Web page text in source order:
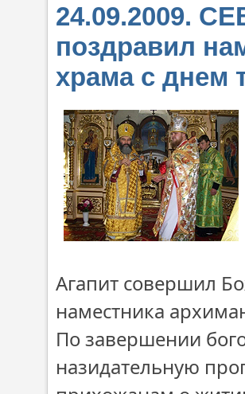
24.09.2009.
поздравил
храма с днем
Агапит совершил
наместника
По завершении
назидательную